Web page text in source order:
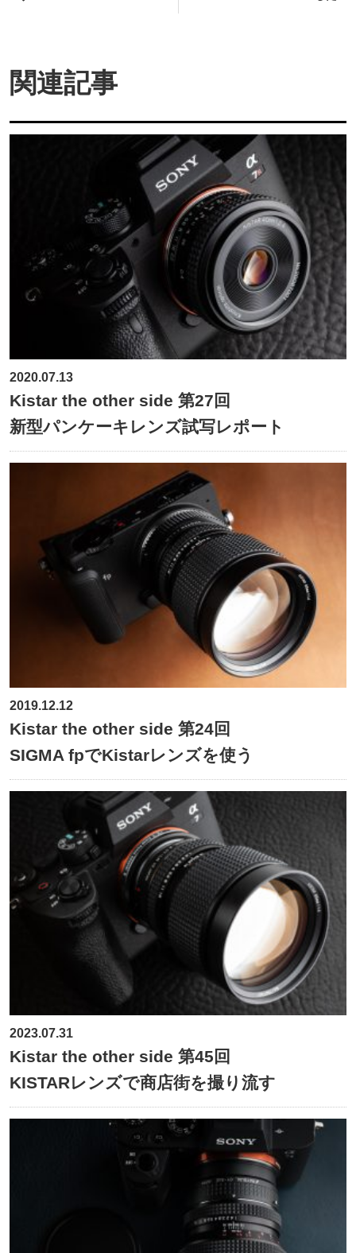
ゲ
ー
シ
関連記事
2020.07.13
Kistar the other side 第27回
新型パンケーキレンズ試写レポート
2019.12.12
Kistar the other side 第24回
SIGMA fpでKistarレンズを使う
2023.07.31
Kistar the other side 第45回
KISTARレンズで商店街を撮り流す